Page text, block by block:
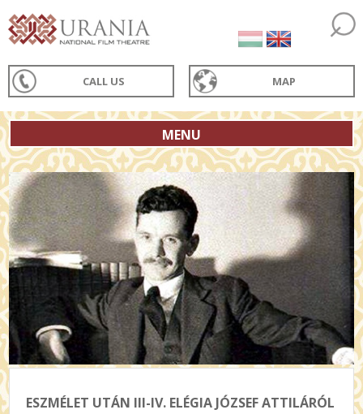
CALL US MAP
MENU
ESZMÉLET UTÁN III-IV. ELÉGIA JÓZSEF ATTILÁRÓL